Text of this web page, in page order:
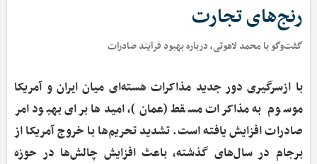
رنج‌های تجارت
گفت‌وگو با محمد لاهوتی، درباره بهبود فرآیند صادرات
با ازسرگیری دور جدید مذاکرات هسته‌ای میان ایران و آمریکا
موسوم به مذاکرات مسقط (عمان)، امیدها برای بهبود امر
صادرات افزایش یافته است. تشدید تحریم‌ها با خروج آمریکا از
برجام در سال‌های گذشته، باعث افزایش چالش‌ها در حوزه